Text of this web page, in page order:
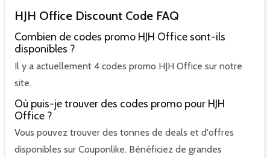
HJH Office Discount Code FAQ
Combien de codes promo HJH Office sont-ils
disponibles ?
Il y a actuellement 4 codes promo HJH Office sur notre
site.
Où puis-je trouver des codes promo pour HJH
Office ?
Vous pouvez trouver des tonnes de deals et d'offres
disponibles sur Couponlike. Bénéficiez de grandes